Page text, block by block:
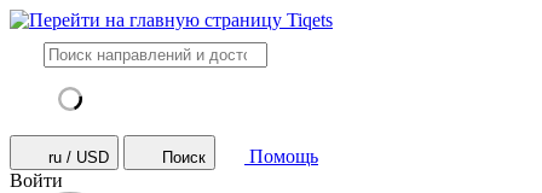
ru / USD Поиск
Помощь
Войти